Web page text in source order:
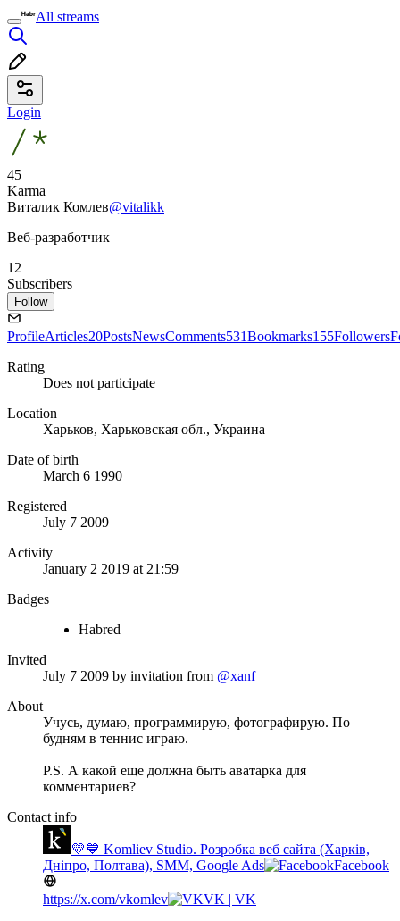
All streams
Login
45
Karma
Виталик Комлев@vitalikk
Веб-разработчик
12
Subscribers
Follow
ProfileArticles20PostsNewsComments531Bookmarks155Followers
Rating
Does not participate
Location
Харьков, Харьковская обл., Украина
Date of birth
March 6 1990
Registered
July 7 2009
Activity
January 2 2019 at 21:59
Badges
Habred
Invited
July 7 2009 by invitation from @xanf
About
Учусь, думаю, программирую, фотографирую. По
будням в теннис играю.
P.S. А какой еще должна быть аватарка для
комментариев?
Contact info
💛💙 Komliev Studio. Розробка веб сайта (Харків,
Дніпро, Полтава), SMM, Google Ads
Facebook
https://x.com/vkomlev
VK | VK